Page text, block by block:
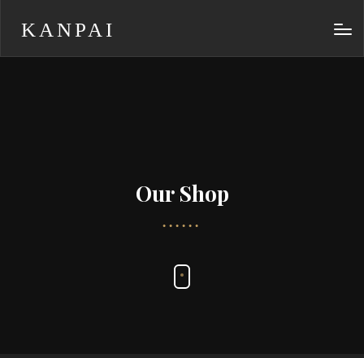
KANPAI
Our Shop